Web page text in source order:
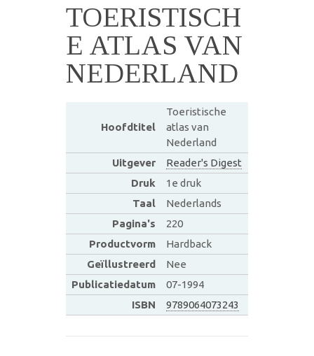
TOERISTISCH
E ATLAS VAN
NEDERLAND
Hoofdtitel
Toeristische
atlas van
Nederland
Uitgever
Reader's Digest
Druk
1e druk
Taal
Nederlands
Pagina's
220
Productvorm
Hardback
Geïllustreerd
Nee
Publicatiedatum
07-1994
ISBN
9789064073243